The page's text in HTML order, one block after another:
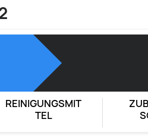
REINIGUNGSMIT
TEL